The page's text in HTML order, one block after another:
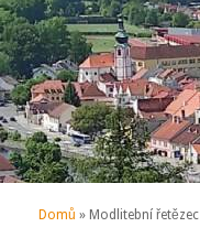
Jste zde
Domů » Modlitební řetězec